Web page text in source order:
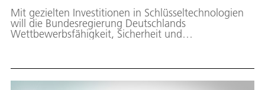
Mit gezielten Investitionen in Schlüsseltechnologien
will die Bundesregierung Deutschlands
Wettbewerbsfähigkeit, Sicherheit und
Impuls bis zum marktreifen Produkt. Sie verbindet die